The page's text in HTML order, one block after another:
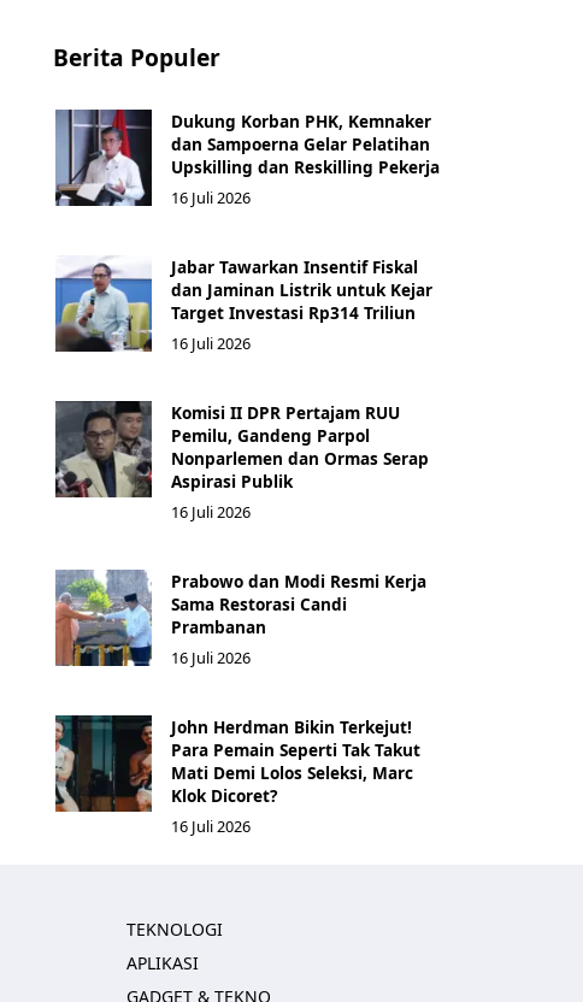
Berita Populer
Dukung Korban PHK, Kemnaker
dan Sampoerna Gelar Pelatihan
Upskilling dan Reskilling Pekerja
16 Juli 2026
Jabar Tawarkan Insentif Fiskal
dan Jaminan Listrik untuk Kejar
Target Investasi Rp314 Triliun
16 Juli 2026
Komisi II DPR Pertajam RUU
Pemilu, Gandeng Parpol
Nonparlemen dan Ormas Serap
Aspirasi Publik
16 Juli 2026
Prabowo dan Modi Resmi Kerja
Sama Restorasi Candi
Prambanan
16 Juli 2026
John Herdman Bikin Terkejut!
Para Pemain Seperti Tak Takut
Mati Demi Lolos Seleksi, Marc
Klok Dicoret?
16 Juli 2026
TEKNOLOGI
APLIKASI
GADGET & TEKNO